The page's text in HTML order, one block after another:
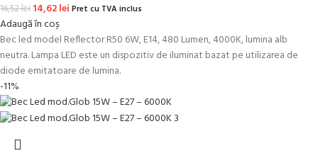
16,52lei Prețul inițial a fost: 16,52 lei.
14,62leiPrețul curent este: 14,62 lei.
Pret cu TVA inclus
Adaugă în coș
Bec led model Reflector R50 6W, E14, 480 Lumen, 4000K, lumina alb
neutra. Lampa LED este un dispozitiv de iluminat bazat pe utilizarea de
diode emitatoare de lumina.
-11%